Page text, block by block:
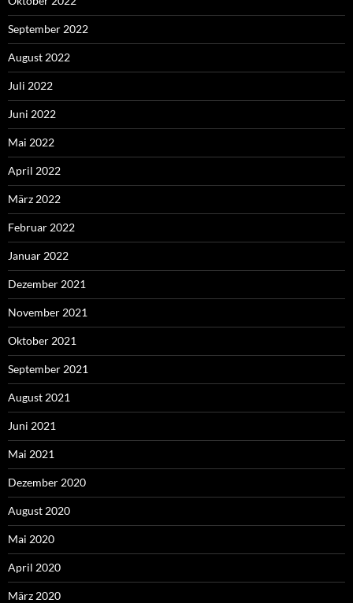
September 2022
August 2022
Juli 2022
Juni 2022
Mai 2022
April 2022
März 2022
Februar 2022
Januar 2022
Dezember 2021
November 2021
Oktober 2021
September 2021
August 2021
Juni 2021
Mai 2021
Dezember 2020
August 2020
Mai 2020
April 2020
März 2020